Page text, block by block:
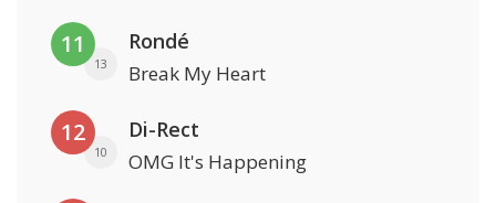
11
13
Rondé
Break My Heart
12
10
Di-Rect
OMG It's Happening